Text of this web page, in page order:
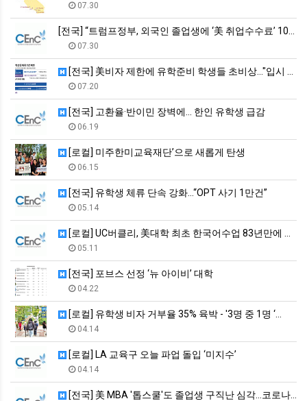
07.30
07.30
[전국] 美비자 제한에 유학준비 학생들 초비상…"입시 앞두고 청…
07.20
[전국] 고환율·반이민 장벽에… 한인 유학생 급감
06.19
[로컬] 미주한미교육재단’으로 새롭게 탄생
06.15
[전국] 유학생 체류 단속 강화…“OPT 사기 1만건”
05.14
[로컬] UC버클리, 美대학 최초 한국어수업 83년만에 첫 한국…
05.11
[전국] 포브스 선정 ‘뉴 아이비’ 대학
04.22
[로컬] 유학생 비자 거부율 35% 육박 - '3명 중 1명 ‘…
04.14
[로컬] LA 교육구 오늘 파업 돌입 ‘미지수’
04.14
[전국] 美 MBA '톱스쿨'도 졸업생 구직난 심각…코로나 이전…